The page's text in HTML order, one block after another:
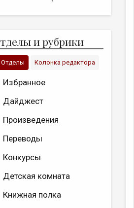
тделы и рубрики
Отделы Колонка редактора
Избранное
Дайджест
Произведения
Переводы
Конкурсы
Детская комната
Книжная полка